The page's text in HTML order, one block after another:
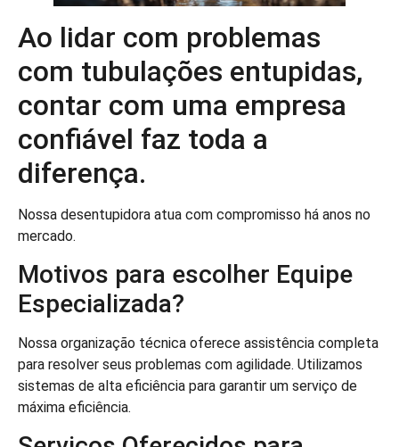
Ao lidar com problemas
com tubulações entupidas,
contar com uma empresa
confiável faz toda a
diferença.
Nossa desentupidora atua com compromisso há anos no
mercado.
Motivos para escolher Equipe
Especializada?
Nossa organização técnica oferece assistência completa
para resolver seus problemas com agilidade. Utilizamos
sistemas de alta eficiência para garantir um serviço de
máxima eficiência.